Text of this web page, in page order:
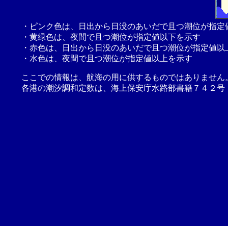
・ピンク色は、日出から日没のあいだで且つ潮位が指
・黄緑色は、夜間で且つ潮位が指定値以下を示す
・赤色は、日出から日没のあいだで且つ潮位が指定値以
・水色は、夜間で且つ潮位が指定値以上を示す
ここでの情報は、航海の用に供するものではありませ
各港の潮汐調和定数は、海上保安庁水路部書籍７４２